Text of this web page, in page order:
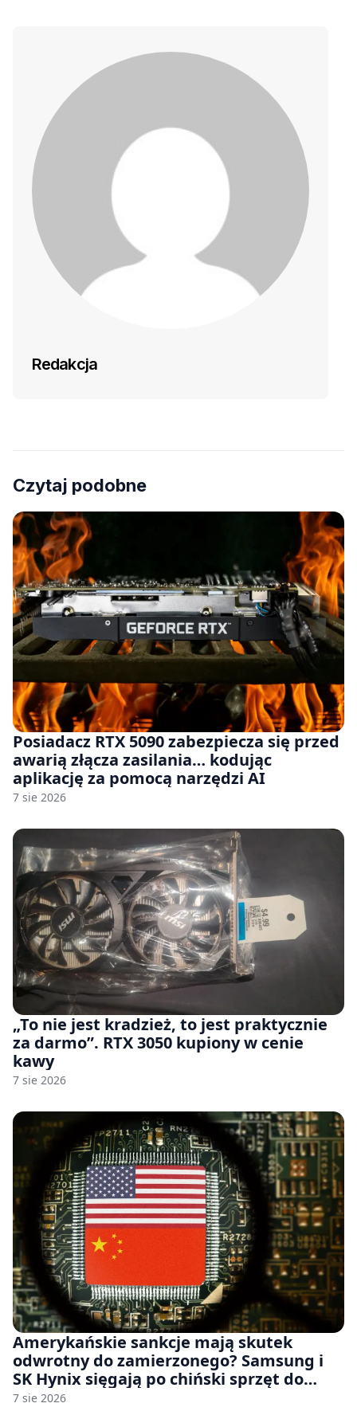
Redakcja
Czytaj podobne
Posiadacz RTX 5090 zabezpiecza się przed
awarią złącza zasilania… kodując
aplikację za pomocą narzędzi AI
7 sie 2026
„To nie jest kradzież, to jest praktycznie
za darmo”. RTX 3050 kupiony w cenie
kawy
7 sie 2026
Amerykańskie sankcje mają skutek
odwrotny do zamierzonego? Samsung i
SK Hynix sięgają po chiński sprzęt do
fabryk chipów
7 sie 2026